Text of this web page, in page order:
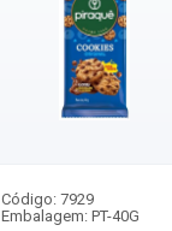
Código: 7929
Embalagem: PT-40G